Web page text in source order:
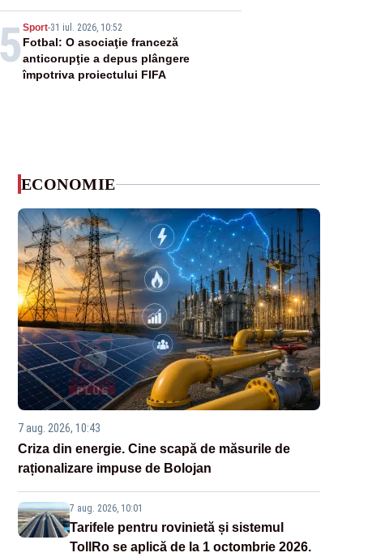
5 Sport-31 iul. 2026, 10:52
Fotbal: O asociaţie franceză
anticorupţie a depus plângere
împotriva proiectului FIFA
ECONOMIE
7 aug. 2026, 10:43
Criza din energie. Cine scapă de măsurile de
raționalizare impuse de Bolojan
7 aug. 2026, 10:01
Tarifele pentru rovinietă și sistemul
TollRo se aplică de la 1 octombrie 2026.